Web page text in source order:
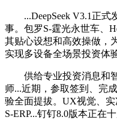
...DeepSeek V3.1正式
事。包罗S-霆光永世车、
其贴心设想和高效操做，
实现多设备全场景投资体
供给专业投资消息和智
师...近期，参取签到、完
验全面提拔。UX视觉、实
S-ERP...钉钉8.0版本正在